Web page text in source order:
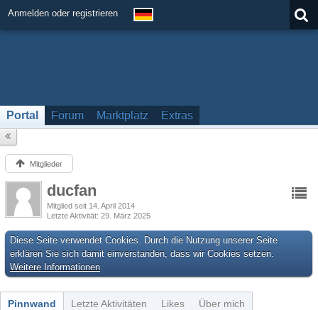
Anmelden oder registrieren
Portal Forum Marktplatz Extras
Mitglieder
ducfan
Mitglied seit 14. April 2014
Letzte Aktivität 29. März 2025
Diese Seite verwendet Cookies. Durch die Nutzung unserer Seite
erklären Sie sich damit einverstanden, dass wir Cookies setzen.
Weitere Informationen
Pinnwand Letzte Aktivitäten Likes Über mich